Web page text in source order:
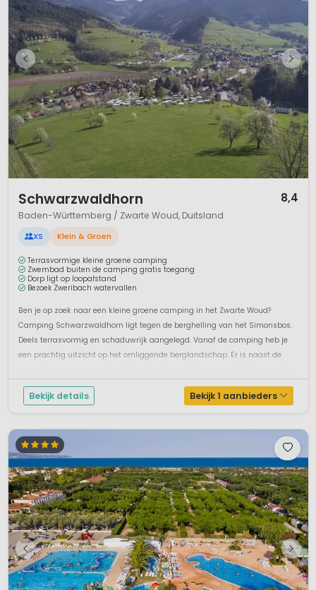
Schwarzwaldhorn 8,4
Baden-Württemberg / Zwarte Woud, Duitsland
XS Klein & Groen
Terrasvormige kleine groene camping
Zwembad buiten de camping gratis toegang
Dorp ligt op loopafstand
Bezoek Zweribach watervallen
Ben je op zoek naar een kleine groene camping in het Zwarte Woud?
Camping Schwarzwaldhorn ligt tegen de berghelling van het Simonsbos.
Deels terrasvormig en schaduwrijk aangelegd. Vanaf de camping heb je
een prachtig uitzicht op het omliggende berglandschap. Er is naast de
van cam...
Bekijk details Bekijk 1 aanbieders